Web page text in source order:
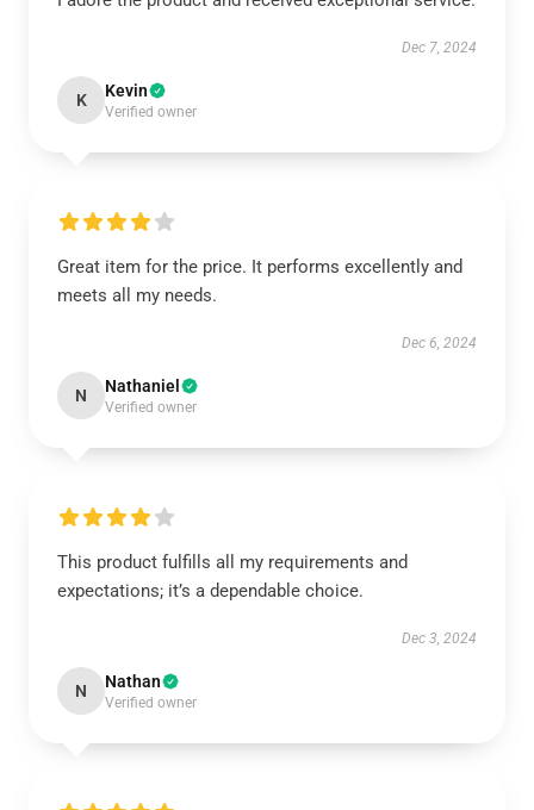
Dec 7, 2024
K Kevin
Verified owner
Great item for the price. It performs excellently and
meets all my needs.
Dec 6, 2024
N Nathaniel
Verified owner
This product fulfills all my requirements and
expectations; it’s a dependable choice.
Dec 3, 2024
N Nathan
Verified owner